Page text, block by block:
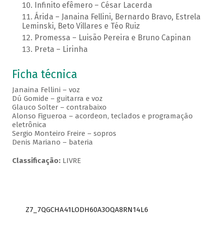
Infinito efêmero – César Lacerda
Árida – Janaina Fellini, Bernardo Bravo, Estrela
Leminski, Beto Villares e Téo Ruiz
Promessa – Luisão Pereira e Bruno Capinan
Preta – Lirinha
Ficha técnica
Janaina Fellini – voz
Dú Gomide – guitarra e voz
Glauco Solter – contrabaixo
Alonso Figueroa – acordeon, teclados e programação
eletrônica
Sergio Monteiro Freire – sopros
Denis Mariano – bateria
Classificação:LIVRE
Z7_7QGCHA41LODH60A3OQA8RN14L6